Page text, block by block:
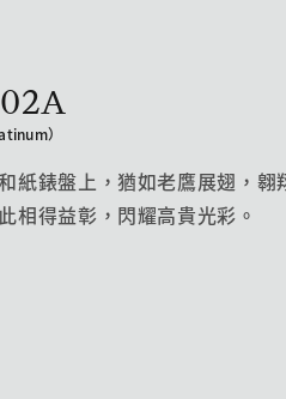
）
紙錶盤上，猶如老鷹展翅，
相得益彰，閃耀高貴光彩。